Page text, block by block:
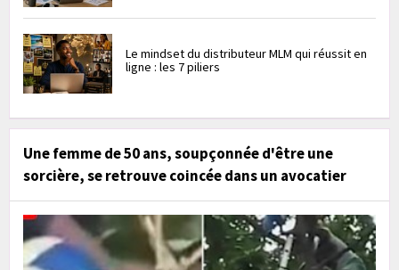
Le mindset du distributeur MLM qui réussit en
ligne : les 7 piliers
Une femme de 50 ans, soupçonnée d'être une
sorcière, se retrouve coincée dans un avocatier